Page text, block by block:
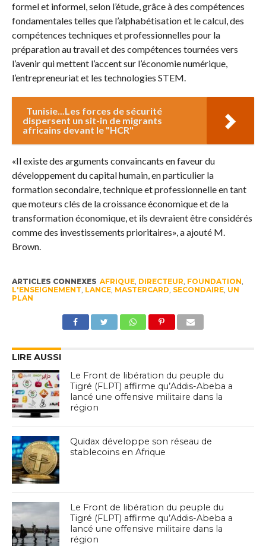
formel et informel, selon l’étude, grâce à des compétences
fondamentales telles que l’alphabétisation et le calcul, des
compétences techniques et professionnelles pour la
préparation au travail et des compétences tournées vers
l’avenir qui mettent l’accent sur l’économie numérique,
l’entrepreneuriat et les technologies STEM.
Tunisie...Les forces de sécurité
dispersent un sit-in de migrants
africains devant le "HCR"
«Il existe des arguments convaincants en faveur du
développement du capital humain, en particulier la
formation secondaire, technique et professionnelle en tant
que moteurs clés de la croissance économique et de la
transformation économique, et ils devraient être considérés
comme des investissements prioritaires», a ajouté M.
Brown.
ARTICLES CONNEXES AFRIQUE, DIRECTEUR, FOUNDATION,
L'ENSEIGNEMENT, LANCE, MASTERCARD, SECONDAIRE, UN
PLAN
LIRE AUSSI
Le Front de libération du peuple du
Tigré (FLPT) affirme qu’Addis-Abeba a
lancé une offensive militaire dans la
région
Quidax développe son réseau de
stablecoins en Afrique
Le Front de libération du peuple du
Tigré (FLPT) affirme qu’Addis-Abeba a
lancé une offensive militaire dans la
région